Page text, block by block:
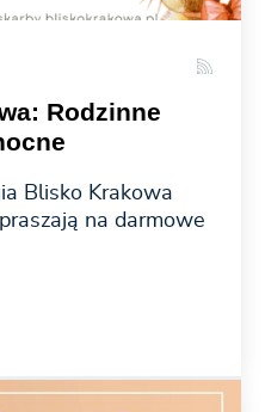
Rodzinne
Blisko Krakowa
na darmowe